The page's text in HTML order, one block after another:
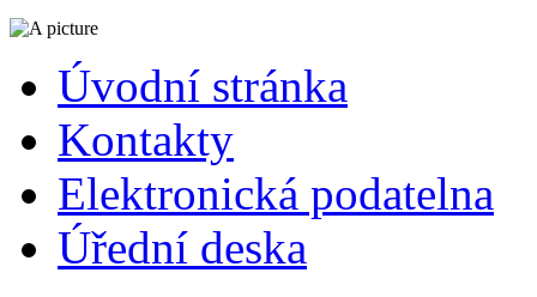
Úvodní stránka
Kontakty
Elektronická podatelna
Úřední deska